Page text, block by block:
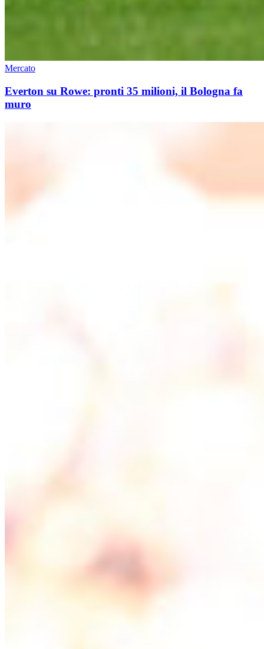
Mercato
Everton su Rowe: pronti 35 milioni, il Bologna fa
muro